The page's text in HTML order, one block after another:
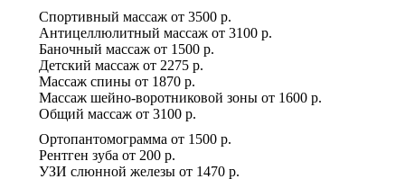
Спортивный массаж от 3500 р.
Антицеллюлитный массаж от 3100 р.
Баночный массаж от 1500 р.
Детский массаж от 2275 р.
Массаж спины от 1870 р.
Массаж шейно-воротниковой зоны от 1600 р.
Общий массаж от 3100 р.
Ортопантомограмма от 1500 р.
Рентген зуба от 200 р.
УЗИ слюнной железы от 1470 р.